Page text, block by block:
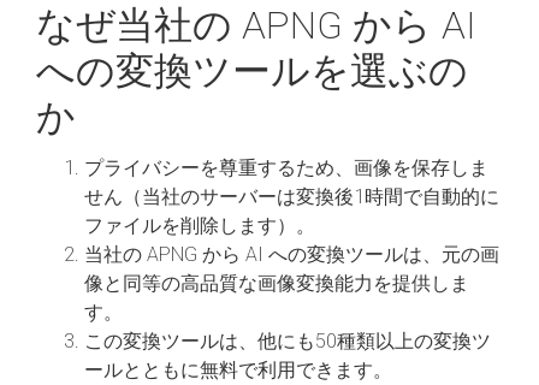
なぜ当社の APNG から AI
への変換ツールを選ぶの
か
プライバシーを尊重するため、画像を保存しま
せん（当社のサーバーは変換後1時間で自動的に
ファイルを削除します）。
当社の APNG から AI への変換ツールは、元の画
像と同等の高品質な画像変換能力を提供しま
す。
この変換ツールは、他にも50種類以上の変換ツ
ールとともに無料で利用できます。